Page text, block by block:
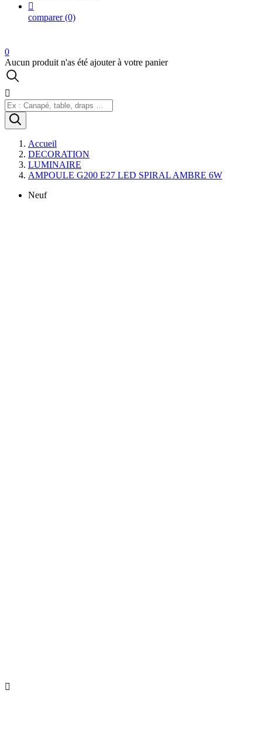

comparer(0)
0
Aucun produit n'as été ajouter à votre panier

Accueil
DECORATION
LUMINAIRE
AMPOULE G200 E27 LED SPIRAL AMBRE 6W
Neuf
